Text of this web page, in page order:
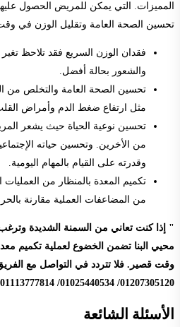
المميزات. التي يمكن للمريض الحصول
تحسين الصحة العامة وتقليل الوزن في
فقدان الوزن السريع فقد تلاحظ
والشعور بحالة أفضل.
تحسين الصحة العامة والتخلص من
مثل ارتفاع ضغط الدم وأمراض
تحسين نوعية الحياة حيث يشعر
من الأخرين. وتحسين حياته
وقدرته على القيام بالمهام اليومية.
تكميم المعدة بالمنظار من
من المضاعفات العملية مقارنة
" إذا كنت تعاني من السمنة الشديدة
محيي البنا تضمن الخضوع لعملية تكميم
وقت قصير. فلا تتردد في التواصل مع
01207305120/ 01025440534/ 01113777814."
الأسئلة الشائعة